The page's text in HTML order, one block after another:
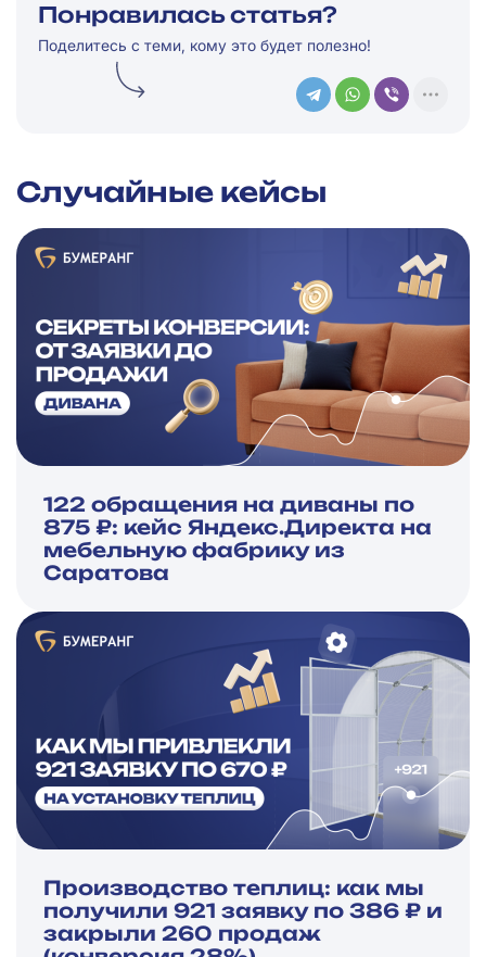
Понравилась статья?
Поделитесь с теми, кому это будет полезно!
Случайные кейсы
122 обращения на диваны по
875 ₽: кейс Яндекс.Директа на
мебельную фабрику из
Саратова
Производство теплиц: как мы
получили 921 заявку по 386 ₽ и
закрыли 260 продаж